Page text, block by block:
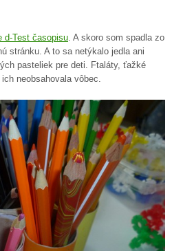
d-Test časopisu . A skoro som spadla zo
stránku. A to sa netýkalo jedla ani
pasteliek pre deti. Ftaláty, ťažké
neobsahovala vôbec.